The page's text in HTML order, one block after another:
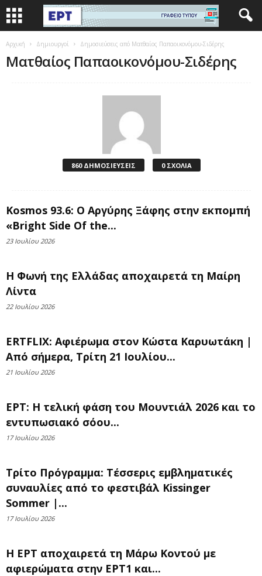
Αρχική Δημιουργοί Δημοσιεύσεις από Ματθαίος Παπαοικονόμου-Σιδέρης
Ματθαίος Παπαοικονόμου-Σιδέρης
860 ΔΗΜΟΣΙΕΥΣΕΙΣ 0 ΣΧΟΛΙΑ
Kosmos 93.6: Ο Αργύρης Ξάφης στην εκπομπή
«Bright Side Of the...
23 Ιουλίου 2026
Η Φωνή της Ελλάδας αποχαιρετά τη Μαίρη
Λίντα
22 Ιουλίου 2026
ERTFLIX: Αφιέρωμα στον Κώστα Καρυωτάκη |
Από σήμερα, Τρίτη 21 Ιουλίου...
21 Ιουλίου 2026
ΕΡΤ: Η τελική φάση του Μουντιάλ 2026 και το
εντυπωσιακό σόου...
17 Ιουλίου 2026
Τρίτο Πρόγραμμα: Τέσσερις εμβληματικές
συναυλίες από το φεστιβάλ Kissinger
Sommer |...
17 Ιουλίου 2026
Η ΕΡΤ αποχαιρετά τη Μάρω Κοντού με
αφιερώματα στην ΕΡΤ1 και...